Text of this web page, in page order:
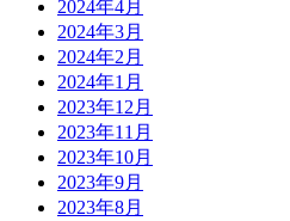
2024年4月
2024年3月
2024年2月
2024年1月
2023年12月
2023年11月
2023年10月
2023年9月
2023年8月